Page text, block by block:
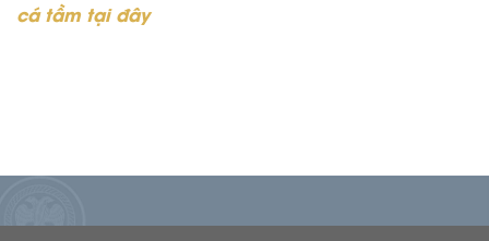
cá tầm tại đây